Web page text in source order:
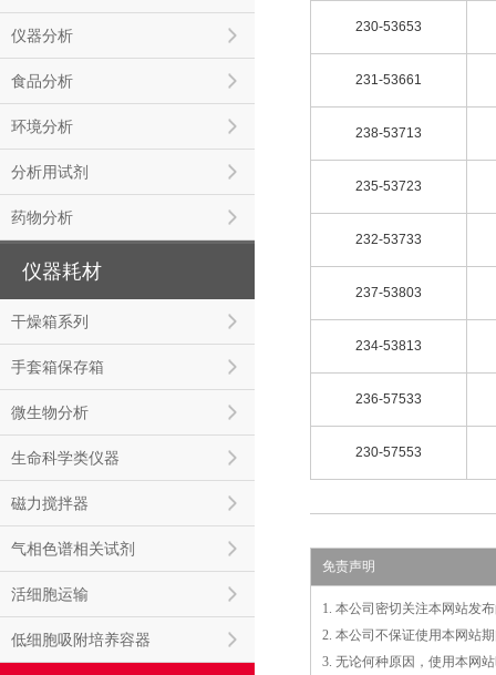
仪器分析
食品分析
环境分析
分析用试剂
药物分析
仪器耗材
干燥箱系列
手套箱保存箱
微生物分析
生命科学类仪器
磁力搅拌器
气相色谱相关试剂
活细胞运输
低细胞吸附培养容器
230-53653
231-53661
238-53713
235-53723
232-53733
237-53803
234-53813
236-57533
230-57553
免责声明
1. 本公司密切关注本网站发
2. 本公司不保证使用本网站
3. 无论何种原因，使用本网